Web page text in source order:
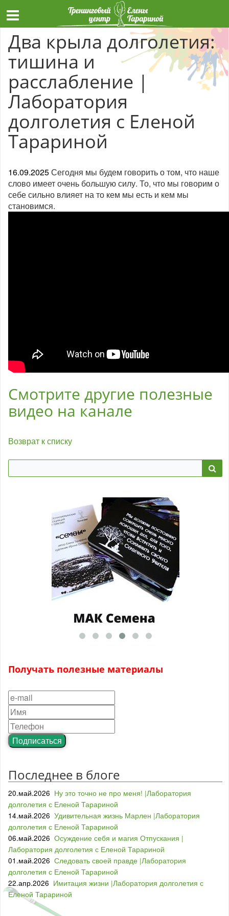
Два крыла долголетия:
тишина и
расслабление |
Лаборатория
долголетия с Еленой
Тарариной
16.09.2025Сегодня мы будем говорить о том, что наше
слово имеет очень большую силу. То, что мы говорим о
себе сильно влияет на то кем мы есть и кем мы
становимся.
Смотрите другие полезные
видео на канале
Возврат к списку
Получать полезные материалы
Подписаться
Последнее в блоге
20.май.2026 Ну это точно не про меня! |Лаборатория
долголетия с Еленой Тарариной
14.май.2026 Удивительная жизнь Марлен |Лаборатория
долголетия с Еленой Тарариной
06.май.2026 Осуждение себя и магия Отпускания |
Лаборатория долголетия с Еленой Тарариной
01.май.2026 Следовать своей правде |Лаборатория
долголетия с Еленой Тарариной
22.апр.2026 Имитация жизни |Лаборатория долголетия с
Еленой Тарариной